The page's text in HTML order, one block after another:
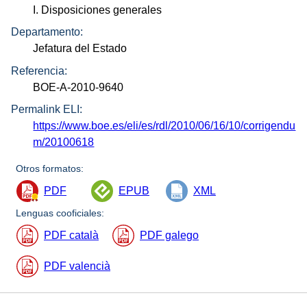
I. Disposiciones generales
Departamento:
Jefatura del Estado
Referencia:
BOE-A-2010-9640
Permalink ELI:
https://www.boe.es/eli/es/rdl/2010/06/16/10/corrigendu
m/20100618
Otros formatos:
PDF EPUB XML
Lenguas cooficiales:
PDF català PDF galego
PDF valencià